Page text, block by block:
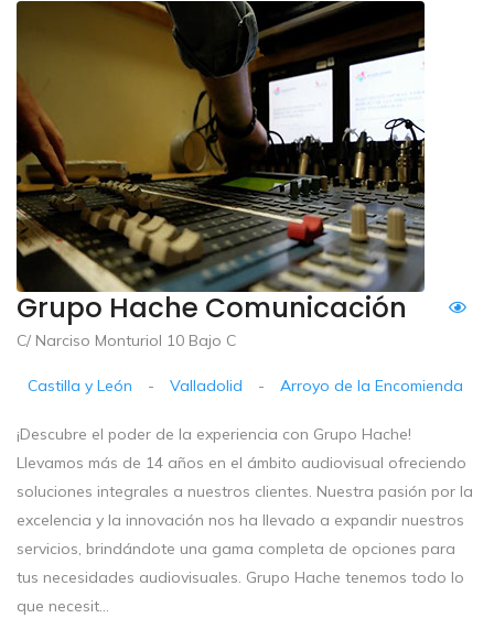
Grupo Hache Comunicación
C/ Narciso Monturiol 10 Bajo C
Castilla y León - Valladolid - Arroyo de la Encomienda
¡Descubre el poder de la experiencia con Grupo Hache!
Llevamos más de 14 años en el ámbito audiovisual ofreciendo
soluciones integrales a nuestros clientes. Nuestra pasión por la
excelencia y la innovación nos ha llevado a expandir nuestros
servicios, brindándote una gama completa de opciones para
tus necesidades audiovisuales. Grupo Hache tenemos todo lo
que necesit...